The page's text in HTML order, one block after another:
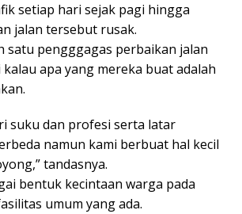
setiap hari sejak pagi hingga
jalan tersebut rusak.
satu pengggagas perbaikan jalan
apa yang mereka buat adalah
suku dan profesi serta latar
namun kami berbuat hal kecil
tandasnya.
bentuk kecintaan warga pada
umum yang ada.